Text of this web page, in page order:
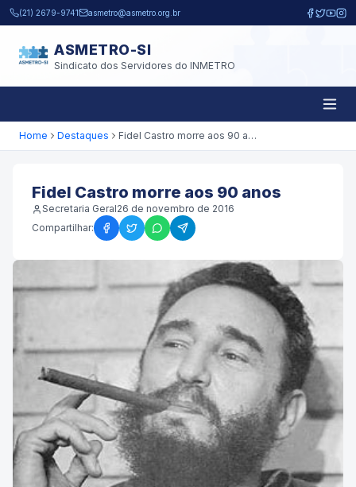
Pular para o conteúdo principal
(21) 2679-9741 asmetro@asmetro.org.br
ASMETRO-SI
Sindicato dos Servidores do INMETRO
Home Destaques Fidel Castro morre aos 90 anos
Fidel Castro morre aos 90 anos
Secretaria Geral26 de novembro de 2016
Compartilhar: